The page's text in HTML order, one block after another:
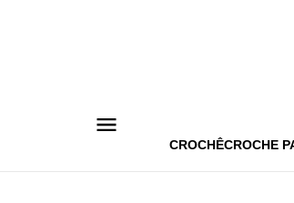
CROCHÊCROCHE